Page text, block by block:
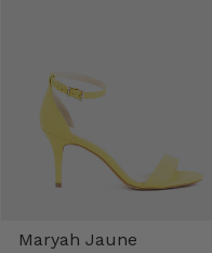
Maryah Jaune